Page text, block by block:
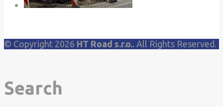
© Copyright 2026 HT Road s.r.o.. All Rights Reserved.
Search